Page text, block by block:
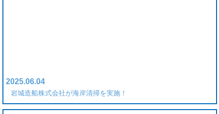
2025.06.04
岩城造船株式会社が海岸清掃を実施！